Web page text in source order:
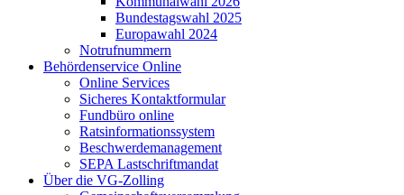
Bundestagswahl 2025
Europawahl 2024
Notrufnummern
Behördenservice Online
Online Services
Sicheres Kontaktformular
Fundbüro online
Ratsinformationssystem
Beschwerdemanagement
SEPA Lastschriftmandat
Über die VG-Zolling